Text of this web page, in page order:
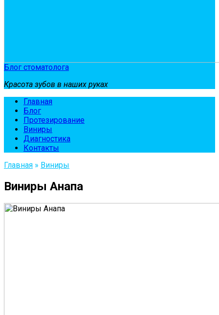
Блог стоматолога
Красота зубов в наших руках
Главная
Блог
Протезирование
Виниры
Диагностика
Контакты
Главная » Виниры
Виниры Анапа